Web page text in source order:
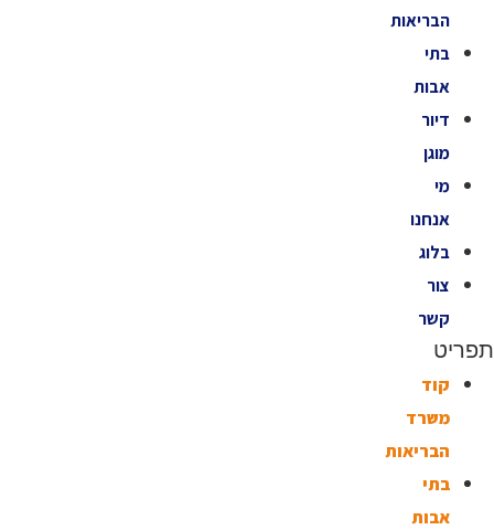
הבריאות
בתי
אבות
דיור
מוגן
מי
אנחנו
בלוג
צור
קשר
תפריט
קוד
משרד
הבריאות
בתי
אבות